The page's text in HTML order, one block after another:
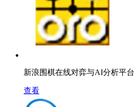
新浪围棋在线对弈与AI分析平台
查看